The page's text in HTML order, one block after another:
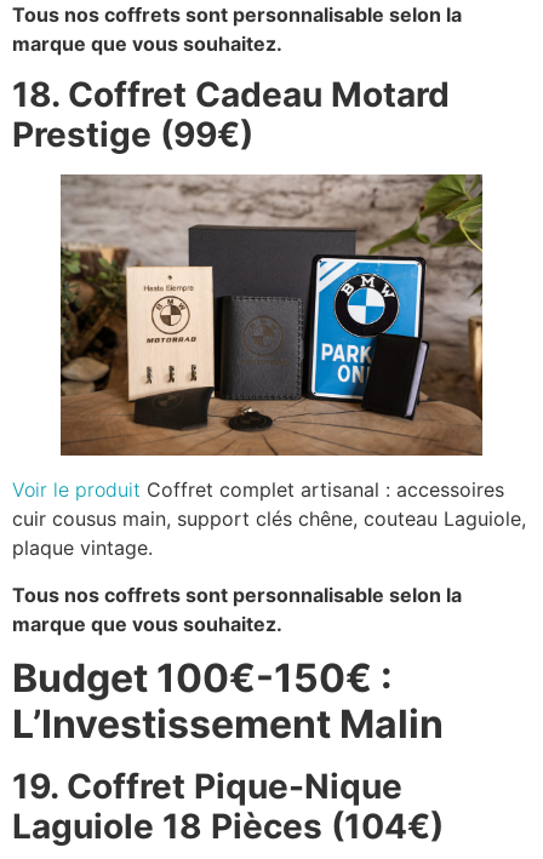
Tous nos coffrets sont personnalisable selon la
marque que vous souhaitez.
18. Coffret Cadeau Motard
Prestige (99€)
Voir le produit Coffret complet artisanal : accessoires
cuir cousus main, support clés chêne, couteau Laguiole,
plaque vintage.
Tous nos coffrets sont personnalisable selon la
marque que vous souhaitez.
Budget 100€-150€ :
L’Investissement Malin
19. Coffret Pique-Nique
Laguiole 18 Pièces (104€)